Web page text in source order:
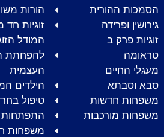
הסמכות ההורית
גירושין ופרידה
זוגיות פרק ב
טראומה
מעגלי החיים
סבא וסבתא
משפחות חדשות
משפחות מורכבות
הורות
זוגיות חד
המודל
להפחתת
העצמית
הילדים
טיפול
התפתחות
משפחות